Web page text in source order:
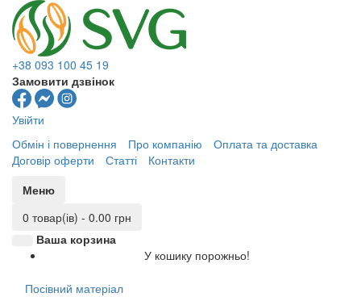
+38 093 100 45 19
Замовити дзвінок
Увійти
Обмін і повернення
Про компанію
Оплата та доставка
Договір оферти
Статті
Контакти
Меню
0 товар(ів) - 0.00 грн
Ваша корзина
У кошику порожньо!
Посівний матеріал